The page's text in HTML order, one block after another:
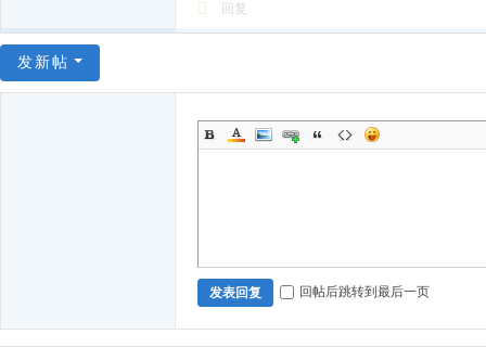
回复
发新帖
发表回复 回帖后跳转到最后一页